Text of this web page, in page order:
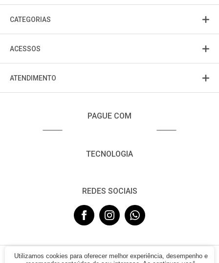
CATEGORIAS
ACESSOS
ATENDIMENTO
PAGUE COM
TECNOLOGIA
REDES SOCIAIS
Utilizamos cookies para oferecer melhor experiência, desempenho e